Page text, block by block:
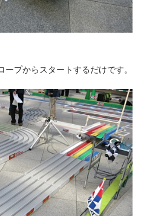
プからスタートするだけです。